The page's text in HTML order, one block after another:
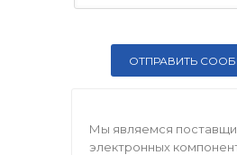
Мы являемся
электронных